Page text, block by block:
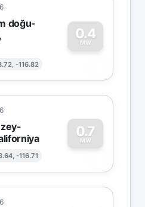
doğu-
-116.82
0.4
MW
0
-116.71
0.7
MW
0